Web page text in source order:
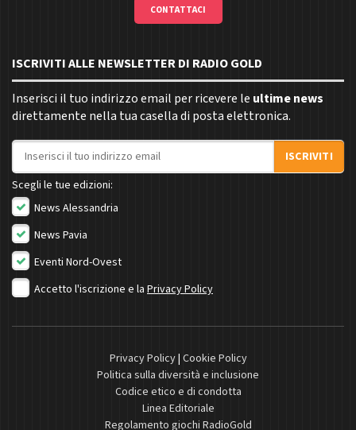
CONTATTACI
ISCRIVITI ALLE NEWSLETTER DI RADIO GOLD
Inserisci il tuo indirizzo email per ricevere le ultime news
direttamente nella tua casella di posta elettronica.
Indirizzo email
ISCRIVITI
Scegli le tue edizioni:
News Alessandria
News Pavia
Eventi Nord-Ovest
Accetto l'iscrizione e la Privacy Policy
Privacy Policy| Cookie Policy
Politica sulla diversità e inclusione
Codice etico e di condotta
Linea Editoriale
Regolamento giochi RadioGold